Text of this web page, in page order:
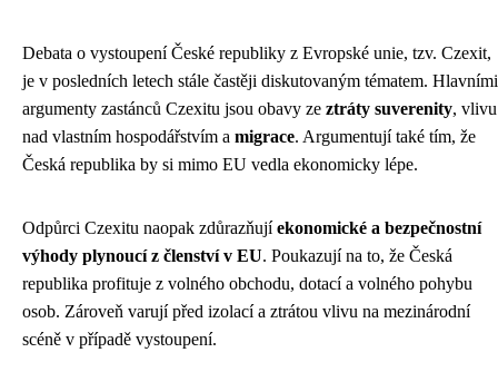
Debata o vystoupení České republiky z Evropské unie, tzv. Czexit,
je v posledních letech stále častěji diskutovaným tématem. Hlavními
argumenty zastánců Czexitu jsou obavy ze ztráty suverenity, vlivu
nad vlastním hospodářstvím a migrace. Argumentují také tím, že
Česká republika by si mimo EU vedla ekonomicky lépe.
Odpůrci Czexitu naopak zdůrazňujíekonomické a bezpečnostní
výhody plynoucí z členství v EU. Poukazují na to, že Česká
republika profituje z volného obchodu, dotací a volného pohybu
osob. Zároveň varují před izolací a ztrátou vlivu na mezinárodní
scéně v případě vystoupení.